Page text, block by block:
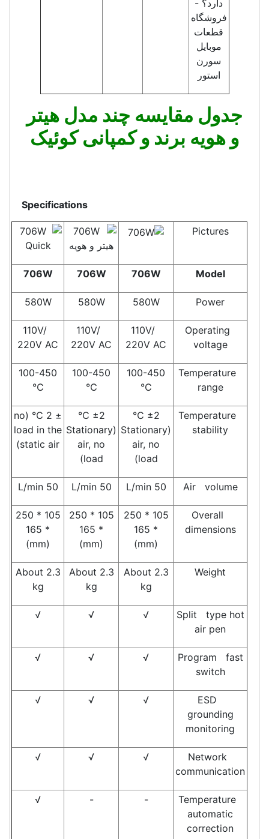
جدول مقایسه چند مدل هیتر
و هویه برند و کمپانی کوئیک
Specifications
Pictures
Model
706W
706W
706W
Power
580W
580W
580W
Operating
voltage
110V/
220V AC
110V/
220V AC
110V/
220V AC
Temperature
range
100-450
℃
100-450
℃
100-450
℃
Temperature
stability
±2 ℃
(Stationary
air, no
load)
±2 ℃
(Stationary
air, no
load)
± 2 ℃ (no
load in the
static air)
Air volume
50 L/min
50 L/min
50 L/min
Overall
dimensions
105 * 250
* 165
(mm)
105 * 250
* 165
(mm)
105 * 250
* 165
(mm)
Weight
About 2.3
kg
About 2.3
kg
About 2.3
kg
Split type hot
air pen
√
√
√
Program fast
switch
√
√
√
ESD
grounding
monitoring
√
√
√
Network
communication
√
√
√
Temperature
automatic
correction
-
-
√